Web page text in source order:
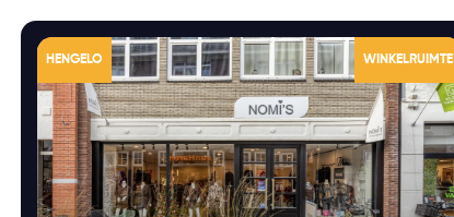
HENGELO WINKELRUIMTE